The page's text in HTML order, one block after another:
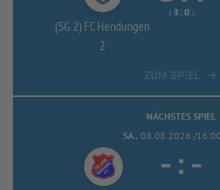
(SG 2) FC Hendungen
2
(  :  )
NÄCHSTES SPIEL
SA.. 08.08.2026 /
- : -